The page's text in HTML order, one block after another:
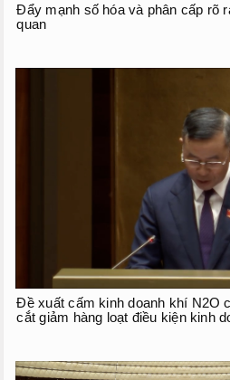
TIẾP XÚC CỬ TRI
CHƯƠNG TRÌNH GIÁM SÁT
Đẩy mạnh số hóa và phân cấp rõ
quan
Đề xuất cấm kinh doanh khí N2O
cắt giảm hàng loạt điều kiện kinh